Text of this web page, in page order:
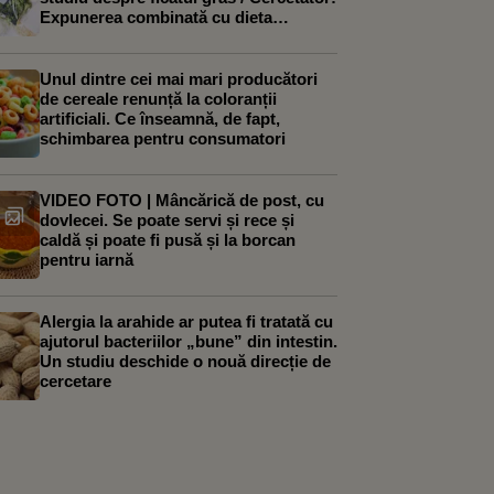
Expunerea combinată cu dieta
Unul dintre cei mai mari producători
de cereale renunță la coloranții
artificiali. Ce înseamnă, de fapt,
schimbarea pentru consumatori
VIDEO FOTO | Mâncărică de post, cu
dovlecei. Se poate servi și rece și
caldă și poate fi pusă și la borcan
pentru iarnă
Alergia la arahide ar putea fi tratată cu
ajutorul bacteriilor „bune” din intestin.
Un studiu deschide o nouă direcție de
cercetare